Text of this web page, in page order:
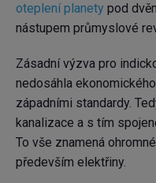
oteplení planety pod
nástupem průmyslové
Zásadní výzva pro
nedosáhla
západními standardy.
kanalizace a s tím
To vše znamená
především elektřiny.